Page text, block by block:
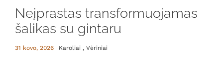
Neįprastas transformuojamas
šalikas su gintaru
31 kovo, 2026 Karoliai , Vėriniai